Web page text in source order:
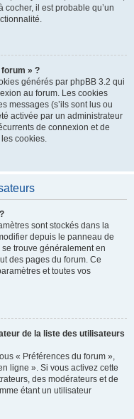
cocher, il est probable qu’un
» ?
générés par phpBB 3.2 qui
au forum. Les cookies
messages (s’ils sont lus ou
activée par un administrateur
de connexion et de
cookies.
sont stockés dans la
depuis le panneau de
trouve généralement en
des pages du forum. Ce
et toutes vos
de la liste des utilisateurs
« Préférences du forum »,
ligne ». Si vous activez cette
des modérateurs et de
étant un utilisateur